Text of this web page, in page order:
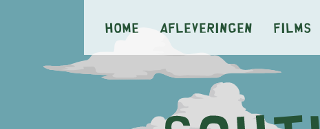
Home Afleveringen Films